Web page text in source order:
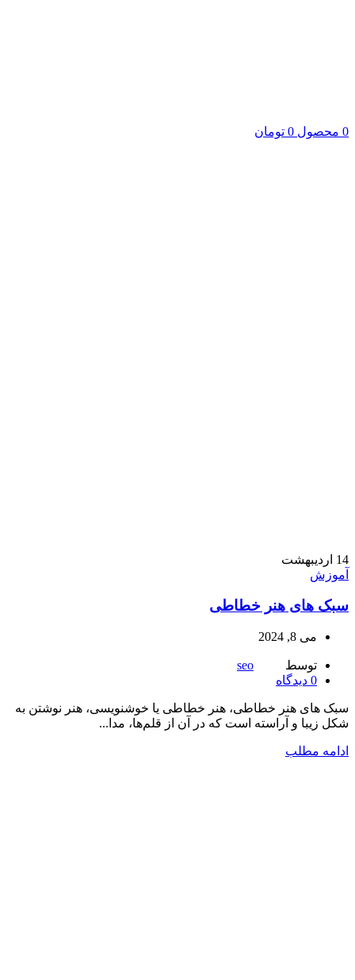
0 محصول 0 تومان
14 اردیبهشت
آموزش
سبک های هنر خطاطی
می 8, 2024
توسط
seo
0 دیدگاه
سبک های هنر خطاطی، هنر خطاطی یا خوشنویسی، هنر نوشتن به
شکل زیبا و آراسته است که در آن از قلم‌ها، مدا...
ادامه مطلب